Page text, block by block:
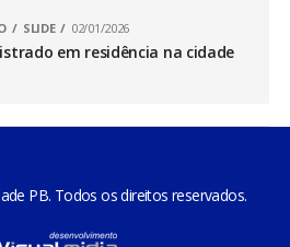
SLIDE 02/01/2026
em residência na cidade
PB. Todos os direitos reservados.